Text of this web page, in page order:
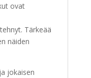
ovat
Tärkeää
näiden
jokaisen